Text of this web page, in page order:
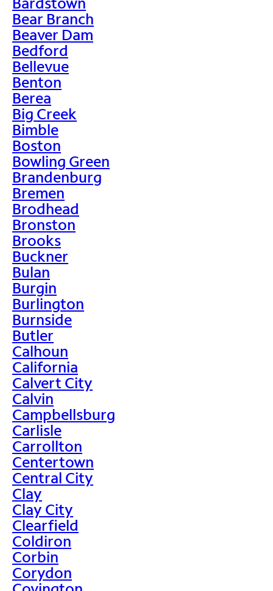
Bear Branch
Beaver Dam
Bedford
Bellevue
Benton
Berea
Big Creek
Bimble
Boston
Bowling Green
Brandenburg
Bremen
Brodhead
Bronston
Brooks
Buckner
Bulan
Burgin
Burlington
Burnside
Butler
Calhoun
California
Calvert City
Calvin
Campbellsburg
Carlisle
Carrollton
Centertown
Central City
Clay
Clay City
Clearfield
Coldiron
Corbin
Corydon